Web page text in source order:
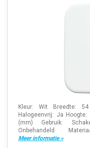
Kleur: Wit Breedte:
Halogeenvrij: Ja
(mm) Gebruik:
Onbehandeld
Meer informatie »